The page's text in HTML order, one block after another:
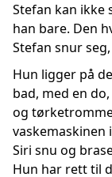
Stefan kan ikke
han bare. Den
Stefan snur
Hun ligger på
bad, med en
og
vaskemaskinen
Siri snu og
Hun har rett til